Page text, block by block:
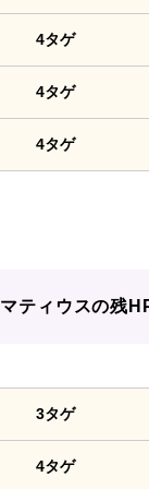
4タゲ
4タゲ
4タゲ
マティウスの残
3タゲ
4タゲ